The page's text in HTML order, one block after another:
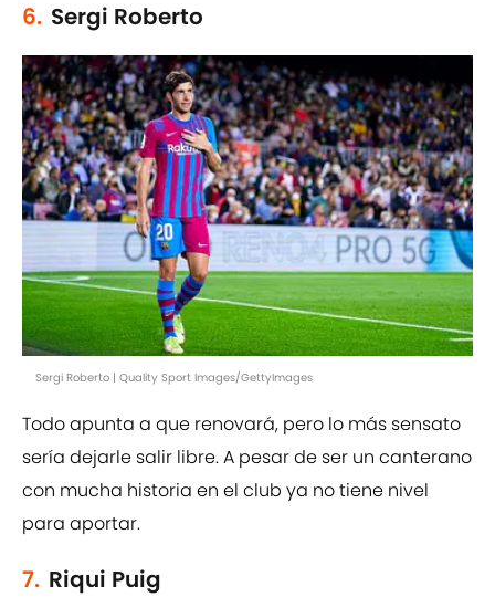
6. Sergi Roberto
Sergi Roberto | Quality Sport Images/GettyImages
Todo apunta a que renovará, pero lo más sensato
sería dejarle salir libre. A pesar de ser un canterano
con mucha historia en el club ya no tiene nivel
para aportar.
7. Riqui Puig